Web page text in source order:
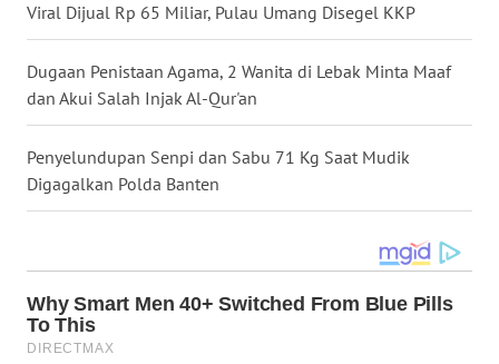
Viral Dijual Rp 65 Miliar, Pulau Umang Disegel KKP
Dugaan Penistaan Agama, 2 Wanita di Lebak Minta Maaf
dan Akui Salah Injak Al-Qur'an
Penyelundupan Senpi dan Sabu 71 Kg Saat Mudik
Digagalkan Polda Banten
SULUT
MALUKU
WN
DAIRI